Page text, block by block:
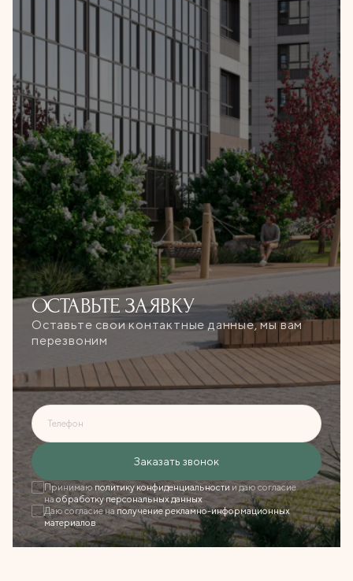
ОСТАВЬТЕ ЗАЯВКУ
Оставьте свои контактные данные, мы вам
перезвоним
Телефон
Заказать звонок
Принимаю политику конфиденциальностии даю согласие
наобработку персональных данных
Даю согласие на получение рекламно-информационных
материалов
Ошибка при отправке!
Форма появится через3 сек
Закрыть